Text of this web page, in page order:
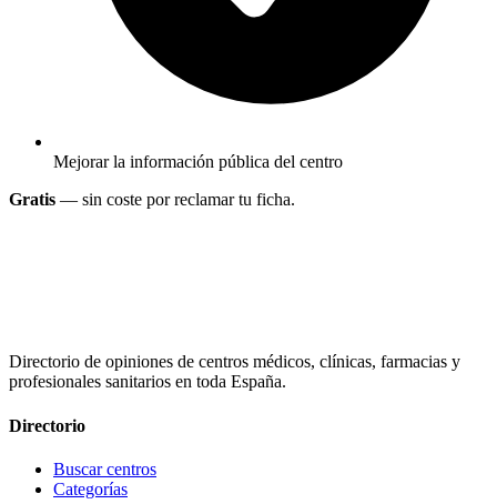
Mejorar la información pública del centro
Gratis — sin coste por reclamar tu ficha.
Directorio de opiniones de centros médicos, clínicas, farmacias y
profesionales sanitarios en toda España.
Directorio
Buscar centros
Categorías